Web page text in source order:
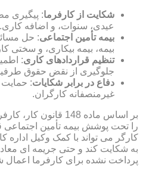
شکایت از کارفرما: پیگیری
عیدی، سنوات، و اضافه کاری.
بیمه تأمین اجتماعی: حل
بیمه، بیمه بیکاری، و سختی
تنظیم قراردادهای کاری:
جلوگیری از نقض حقوق
دفاع در برابر شکایات: حمایت
غیرمنصفانه کارگران.
بر اساس ماده 148
را تحت پوشش بیمه تأمین
کارگر می تواند با کمک وکیل اداره
پرداخت نشده برای کارفرما اعمال